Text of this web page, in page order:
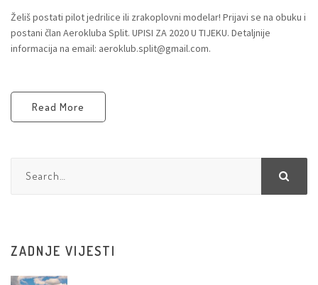
Želiš postati pilot jedrilice ili zrakoplovni modelar! Prijavi se na obuku i
postani član Aerokluba Split. UPISI ZA 2020 U TIJEKU. Detaljnije
informacija na email: aeroklub.split@gmail.com.
Read More
ZADNJE VIJESTI